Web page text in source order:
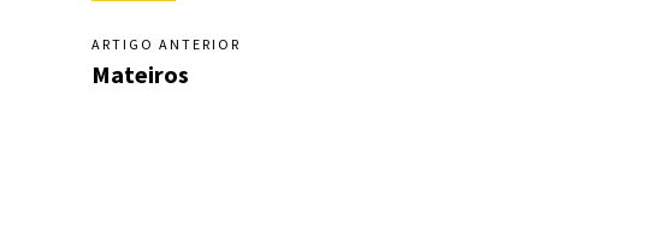
ARTIGO ANTERIOR
Mateiros